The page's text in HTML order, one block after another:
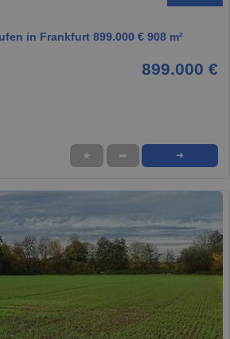
in Frankfurt 899.000 € 908 m²
899.000 €
★ ➦ ➜